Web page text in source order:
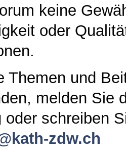
keine
oder
Themen und
melden Sie
oder schreiben
zdw.ch